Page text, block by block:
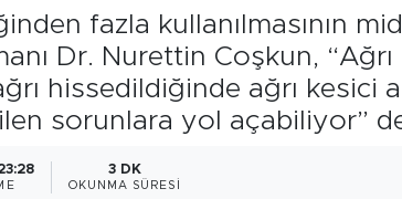
fazla kullanılmasının
Dr. Nurettin Coşkun,
hissedildiğinde ağrı kesici
sorunlara yol açabiliyor”
3 DK
OKUNMA SÜRESI